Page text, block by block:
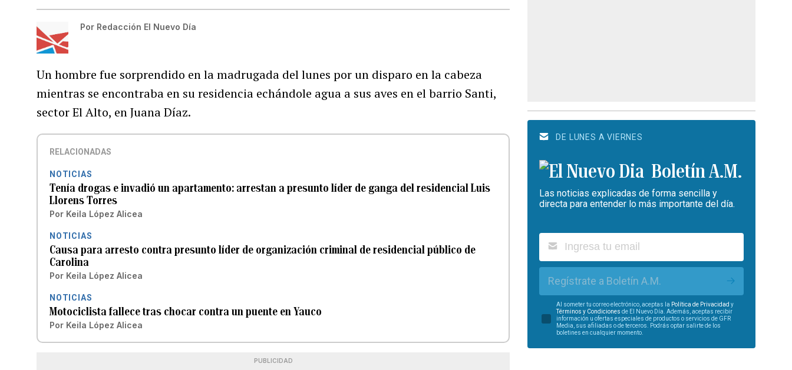
Por Redacción El Nuevo Día
Un hombre fue sorprendido en la madrugada del lunes por un disparo en la cabeza
mientras se encontraba en su residencia echándole agua a sus aves en el barrio Santi,
sector El Alto, en Juana Díaz.
RELACIONADAS
NOTICIAS
Tenía drogas e invadió un apartamento: arrestan a presunto líder de ganga del residencial Luis
Llorens Torres
Por Keila López Alicea
NOTICIAS
Causa para arresto contra presunto líder de organización criminal de residencial público de
Carolina
Por Keila López Alicea
NOTICIAS
Motociclista fallece tras chocar contra un puente en Yauco
Por Keila López Alicea
PUBLICIDAD
DE LUNES A VIERNES
Boletín A.M.
Las noticias explicadas de forma sencilla y
directa para entender lo más importante del día.
Regístrate a Boletín A.M.
Al someter tu correo electrónico, aceptas la Política de Privacidad y
Términos y Condiciones de El Nuevo Día. Además, aceptas recibir
información u ofertas especiales de productos o servicios de GFR
Media, sus afiliadas o de terceros. Podrás optar salirte de los
boletines en cualquier momento.